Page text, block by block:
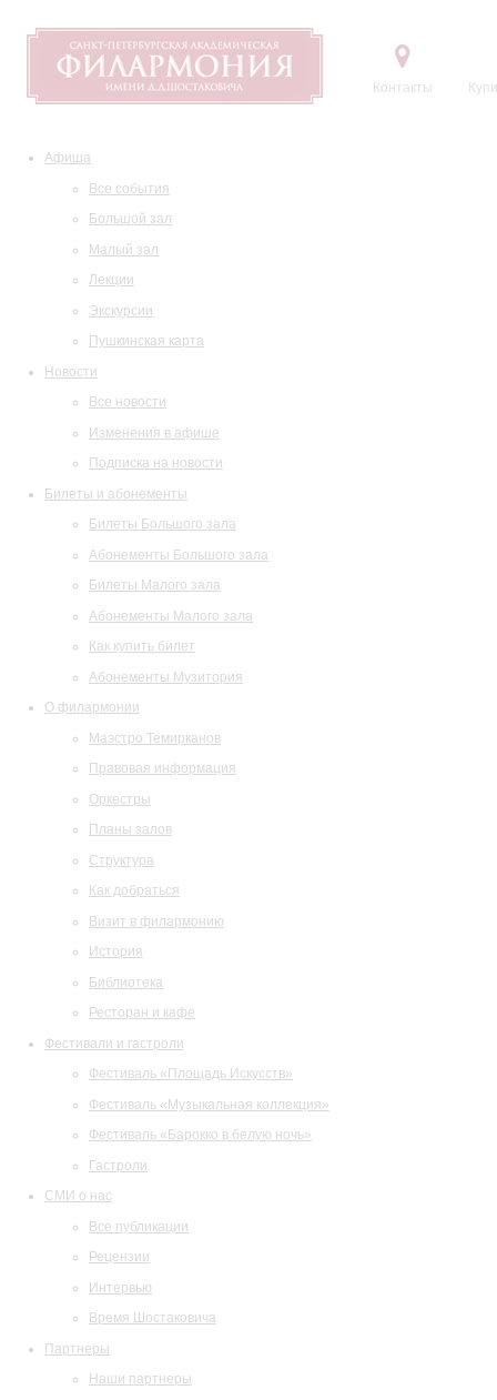
Контакты
Афиша
Все события
Большой зал
Малый зал
Лекции
Экскурсии
Пушкинская карта
Новости
Все новости
Изменения в афише
Подписка на новости
Билеты и абонементы
Билеты Большого зала
Абонементы Большого зала
Билеты Малого зала
Абонементы Малого зала
Как купить билет
Абонементы Музитория
О филармонии
Маэстро Темирканов
Правовая информация
Оркестры
Планы залов
Структура
Как добраться
Визит в филармонию
История
Библиотека
Ресторан и кафе
Фестивали и гастроли
Фестиваль «Площадь Искусств»
Фестиваль «Музыкальная коллекция»
Фестиваль «Барокко в белую ночь»
Гастроли
СМИ о нас
Все публикации
Рецензии
Интервью
Время Шостаковича
Партнеры
Наши партнеры